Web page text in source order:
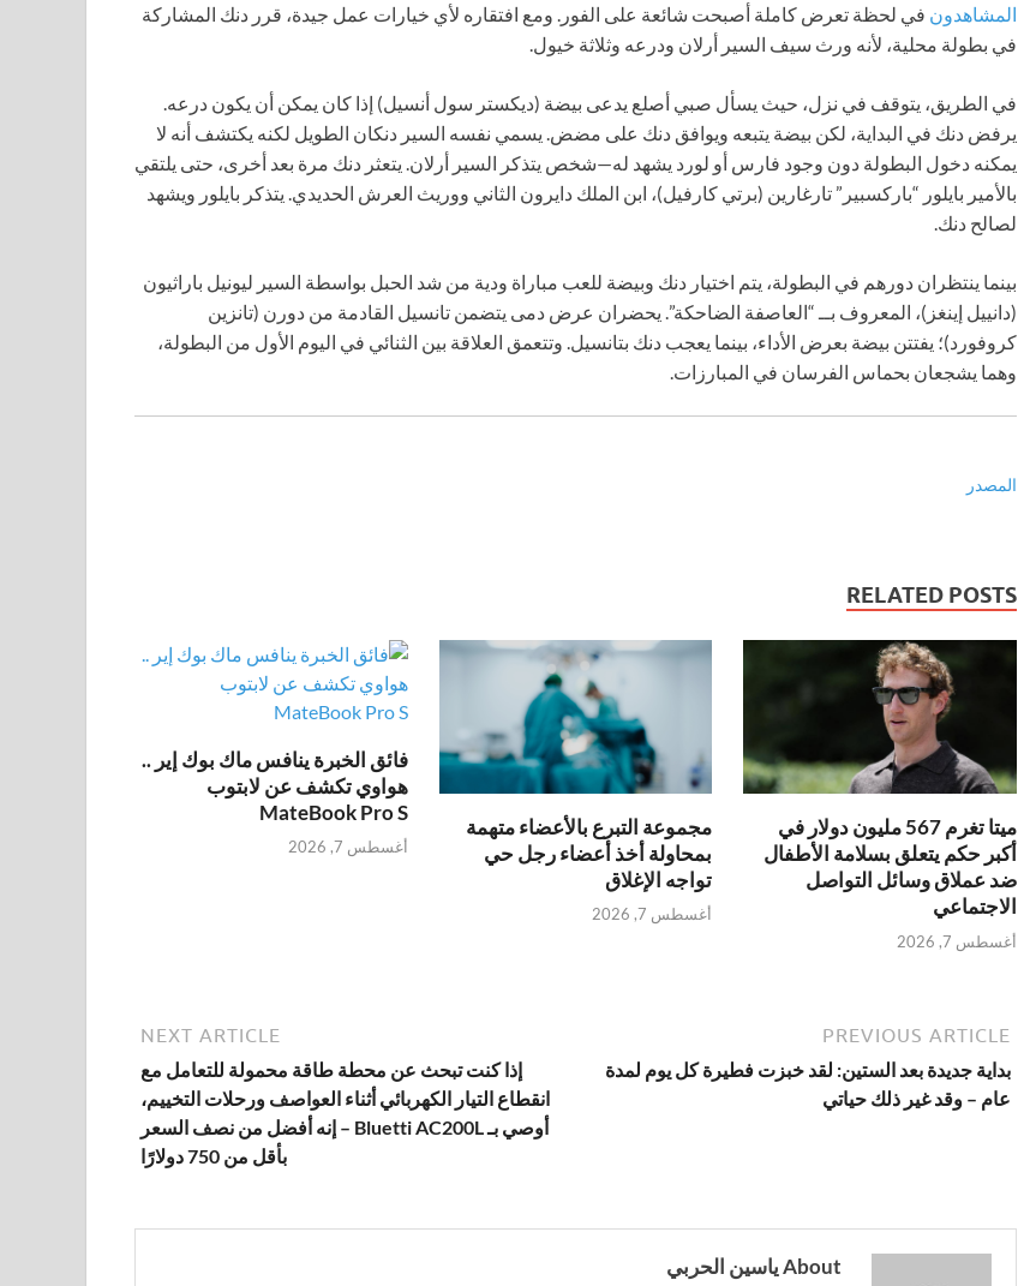
المشاهدون في لحظة تعرض كاملة أصبحت شائعة على الفور. ومع افتقاره لأي خيارات عمل جيدة، قرر دنك المشاركة
في بطولة محلية، لأنه ورث سيف السير أرلان ودرعه وثلاثة خيول.
في الطريق، يتوقف في نزل، حيث يسأل صبي أصلع يدعى بيضة (ديكستر سول أنسيل) إذا كان يمكن أن يكون درعه.
يرفض دنك في البداية، لكن بيضة يتبعه ويوافق دنك على مضض. يسمي نفسه السير دنكان الطويل لكنه يكتشف أنه لا
يمكنه دخول البطولة دون وجود فارس أو لورد يشهد له—شخص يتذكر السير أرلان. يتعثر دنك مرة بعد أخرى، حتى يلتقي
بالأمير بايلور “باركسبير” تارغارين (برتي كارفيل)، ابن الملك دايرون الثاني ووريث العرش الحديدي. يتذكر بايلور ويشهد
لصالح دنك.
بينما ينتظران دورهم في البطولة، يتم اختيار دنك وبيضة للعب مباراة ودية من شد الحبل بواسطة السير ليونيل باراثيون
(دانييل إينغز)، المعروف بــ “العاصفة الضاحكة”. يحضران عرض دمى يتضمن تانسيل القادمة من دورن (تانزين
كروفورد)؛ يفتتن بيضة بعرض الأداء، بينما يعجب دنك بتانسيل. وتتعمق العلاقة بين الثنائي في اليوم الأول من البطولة،
وهما يشجعان بحماس الفرسان في المبارزات.
المصدر
RELATED POSTS
ميتا تغرم 567 مليون دولار في
أكبر حكم يتعلق بسلامة الأطفال
ضد عملاق وسائل التواصل
الاجتماعي
أغسطس 7, 2026
مجموعة التبرع بالأعضاء متهمة
بمحاولة أخذ أعضاء رجل حي
تواجه الإغلاق
أغسطس 7, 2026
فائق الخبرة ينافس ماك بوك إير ..
هواوي تكشف عن لابتوب
MateBook Pro S
أغسطس 7, 2026
PREVIOUS ARTICLE
بداية جديدة بعد الستين: لقد خبزت فطيرة كل يوم لمدة
عام – وقد غير ذلك حياتي
NEXT ARTICLE
إذا كنت تبحث عن محطة طاقة محمولة للتعامل مع
انقطاع التيار الكهربائي أثناء العواصف ورحلات التخييم،
أوصي بـ Bluetti AC200L – إنه أفضل من نصف السعر
بأقل من 750 دولارًا
About ياسين الحربي